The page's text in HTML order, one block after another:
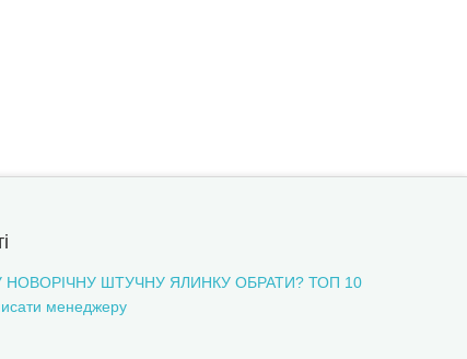
НОВОРІЧНУ ШТУЧНУ ЯЛИНКУ ОБРАТИ? ТОП 10
менеджеру